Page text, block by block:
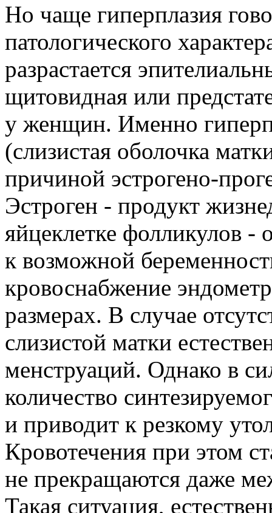
Но чаще гиперплазия
патологического
разрастается
щитовидная или
у женщин. Именно
(слизистая оболочка
причиной эстрогено-
Эстроген - продукт
яйцеклетке фолликулов -
к возможной
кровоснабжение
размерах. В случае
слизистой матки
менструаций. Однако в
количество
и приводит к резкому
Кровотечения при этом
не прекращаются даже
Такая ситуация,